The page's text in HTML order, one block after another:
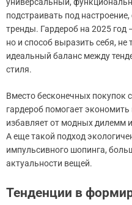
универсальный,
подстраивать под
тренды. Гардероб на 2025 год
но и способ выразить себя,
идеальный баланс между
стиля.
Вместо бесконечных покупок
гардероб помогает
избавляет от модных дилемм
А еще такой подход
импульсивного шопинга,
актуальности вещей.
Тенденции в